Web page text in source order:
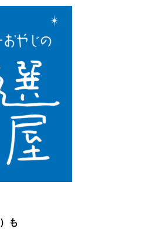
も